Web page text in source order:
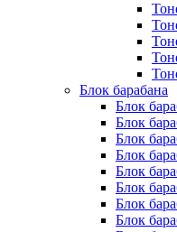
Блок барабана
Блок
Блок
Блок
Блок
Блок
Блок
Блок
Блок